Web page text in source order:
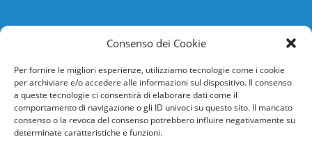
Consenso dei Cookie
Per fornire le migliori esperienze, utilizziamo tecnologie come i cookie
per archiviare e/o accedere alle informazioni sul dispositivo. Il consenso
a queste tecnologie ci consentirà di elaborare dati come il
comportamento di navigazione o gli ID univoci su questo sito. Il mancato
consenso o la revoca del consenso potrebbero influire negativamente su
determinate caratteristiche e funzioni.
Informazioni
Help desk
Guida rapida